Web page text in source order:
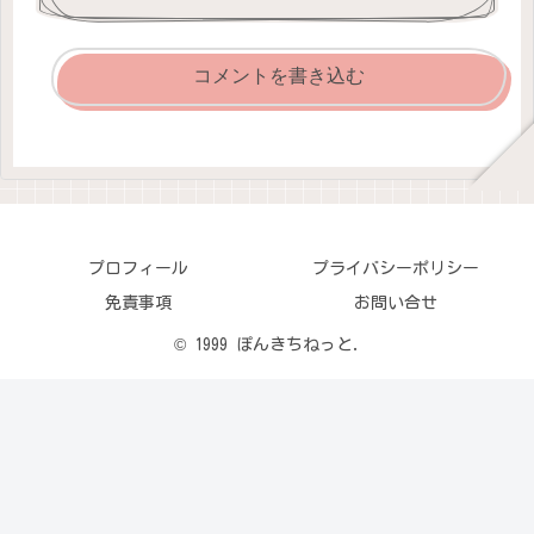
コメントを書き込む
プロフィール プライバシーポリシー
免責事項 お問い合せ
© 1999 ぽんきちねっと.